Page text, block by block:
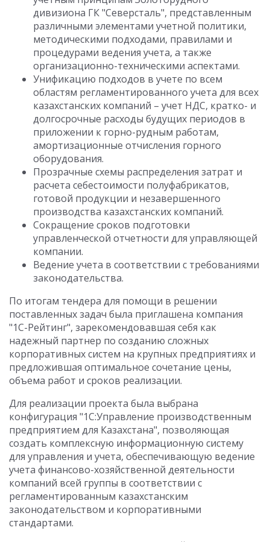
дивизиона ГК "Северсталь", представленным
различными элементами учетной политики,
методическими подходами, правилами и
процедурами ведения учета, а также
организационно-техническими аспектами.
Унификацию подходов в учете по всем
областям регламентированного учета для всех
казахстанских компаний – учет НДС, кратко- и
долгосрочные расходы будущих периодов в
приложении к горно-рудным работам,
амортизационные отчисления горного
оборудования.
Прозрачные схемы распределения затрат и
расчета себестоимости полуфабрикатов,
готовой продукции и незавершенного
производства казахстанских компаний.
Сокращение сроков подготовки
управленческой отчетности для управляющей
компании.
Ведение учета в соответствии с требованиями
законодательства.
По итогам тендера для помощи в решении
поставленных задач была приглашена компания
"1С-Рейтинг", зарекомендовавшая себя как
надежный партнер по созданию сложных
корпоративных систем на крупных предприятиях и
предложившая оптимальное сочетание цены,
объема работ и сроков реализации.
Для реализации проекта была выбрана
конфигурация "1С:Управление производственным
предприятием для Казахстана", позволяющая
создать комплексную информационную систему
для управления и учета, обеспечивающую ведение
учета финансово-хозяйственной деятельности
компаний всей группы в соответствии с
регламентированным казахстанским
законодательством и корпоративными
стандартами.